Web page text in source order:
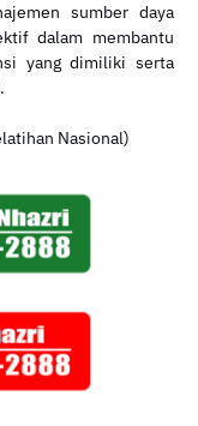
sumber daya
dalam membantu
yang dimiliki serta
Nasional)